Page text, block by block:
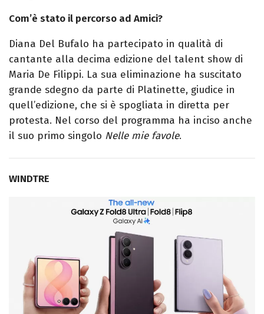
Com’è stato il percorso ad Amici?
Diana Del Bufalo ha partecipato in qualità di
cantante alla decima edizione del talent show di
Maria De Filippi. La sua eliminazione ha suscitato
grande sdegno da parte di Platinette, giudice in
quell’edizione, che si è spogliata in diretta per
protesta. Nel corso del programma ha inciso anche
il suo primo singolo Nelle mie favole.
WINDTRE